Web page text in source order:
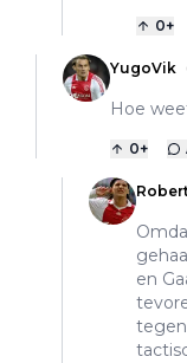
0+
YugoVik
Hoe
0+
en